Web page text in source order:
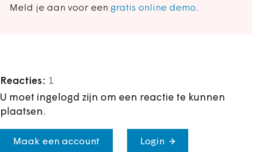
Meld je aan voor een gratis online demo.
Reacties: 1
U moet ingelogd zijn om een reactie te kunnen
plaatsen.
Maak een account Login